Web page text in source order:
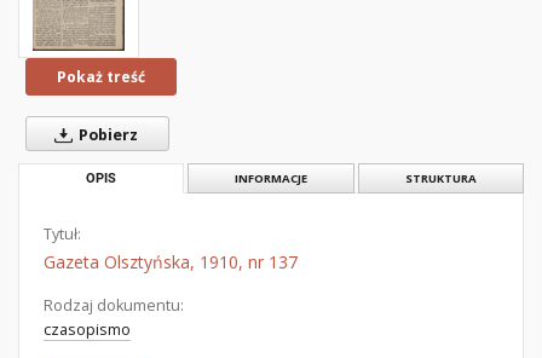
Pokaż treść
Pobierz
OPIS INFORMACJE STRUKTURA
Tytuł:
Gazeta Olsztyńska, 1910, nr 137
Rodzaj dokumentu:
czasopismo